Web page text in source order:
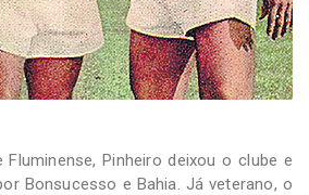
Pinheiro deixou o clube e
Bonsucesso e Bahia. Já veterano, o